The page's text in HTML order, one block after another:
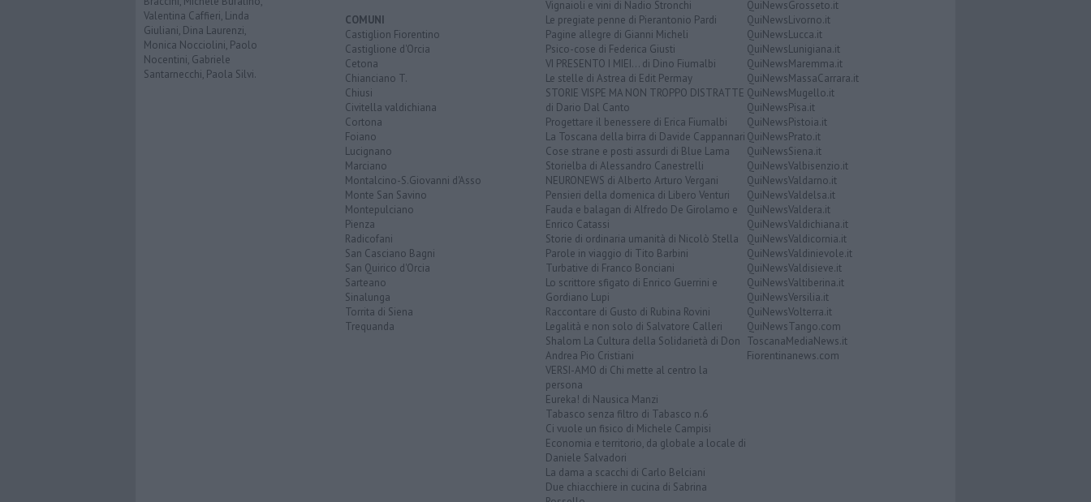
Valentina Caffieri, Linda
Giuliani, Dina Laurenzi,
Monica Nocciolini, Paolo
Nocentini, Gabriele
Santarnecchi, Paola Silvi.
COMUNI
Castiglion Fiorentino
Castiglione d'Orcia
Cetona
Chianciano T.
Chiusi
Civitella valdichiana
Cortona
Foiano
Lucignano
Marciano
Montalcino-S.Giovanni d'Asso
Monte San Savino
Montepulciano
Pienza
Radicofani
San Casciano Bagni
San Quirico d'Orcia
Sarteano
Sinalunga
Torrita di Siena
Trequanda
Vignaioli e vini di Nadio Stronchi
Le pregiate penne di Pierantonio Pardi
Pagine allegre di Gianni Micheli
Psico-cose di Federica Giusti
VI PRESENTO I MIEI... di Dino Fiumalbi
Le stelle di Astrea di Edit Permay
STORIE VISPE MA NON TROPPO DISTRATTE
di Dario Dal Canto
Progettare il benessere di Erica Fiumalbi
La Toscana della birra di Davide Cappannari
Cose strane e posti assurdi di Blue Lama
Storielba di Alessandro Canestrelli
NEURONEWS di Alberto Arturo Vergani
Pensieri della domenica di Libero Venturi
Fauda e balagan di Alfredo De Girolamo e
Enrico Catassi
Storie di ordinaria umanità di Nicolò Stella
Parole in viaggio di Tito Barbini
Turbative di Franco Bonciani
Lo scrittore sfigato di Enrico Guerrini e
Gordiano Lupi
Raccontare di Gusto di Rubina Rovini
Legalità e non solo di Salvatore Calleri
Shalom La Cultura della Solidarietà di Don
Andrea Pio Cristiani
VERSI-AMO di Chi mette al centro la
persona
Eureka! di Nausica Manzi
Tabasco senza filtro di Tabasco n.6
Ci vuole un fisico di Michele Campisi
Economia e territorio, da globale a locale di
Daniele Salvadori
La dama a scacchi di Carlo Belciani
Due chiacchiere in cucina di Sabrina
QuiNewsGrosseto.it
QuiNewsLivorno.it
QuiNewsLucca.it
QuiNewsLunigiana.it
QuiNewsMaremma.it
QuiNewsMassaCarrara.it
QuiNewsMugello.it
QuiNewsPisa.it
QuiNewsPistoia.it
QuiNewsPrato.it
QuiNewsSiena.it
QuiNewsValbisenzio.it
QuiNewsValdarno.it
QuiNewsValdelsa.it
QuiNewsValdera.it
QuiNewsValdichiana.it
QuiNewsValdicornia.it
QuiNewsValdinievole.it
QuiNewsValdisieve.it
QuiNewsValtiberina.it
QuiNewsVersilia.it
QuiNewsVolterra.it
QuiNewsTango.com
ToscanaMediaNews.it
Fiorentinanews.com